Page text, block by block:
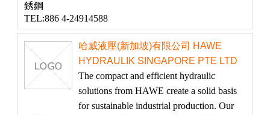
銹鋼
TEL:886 4-24914588
哈威液壓(新加坡)有限公司 HAWE
HYDRAULIK SINGAPORE PTE LTD
The compact and efficient hydraulic
solutions from HAWE create a solid basis
for sustainable industrial production. Our